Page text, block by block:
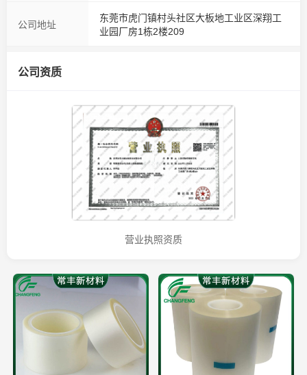
公司地址
东莞市虎门镇村头社区大板地工业区深翔工
业园厂房1栋2楼209
公司资质
营业执照资质